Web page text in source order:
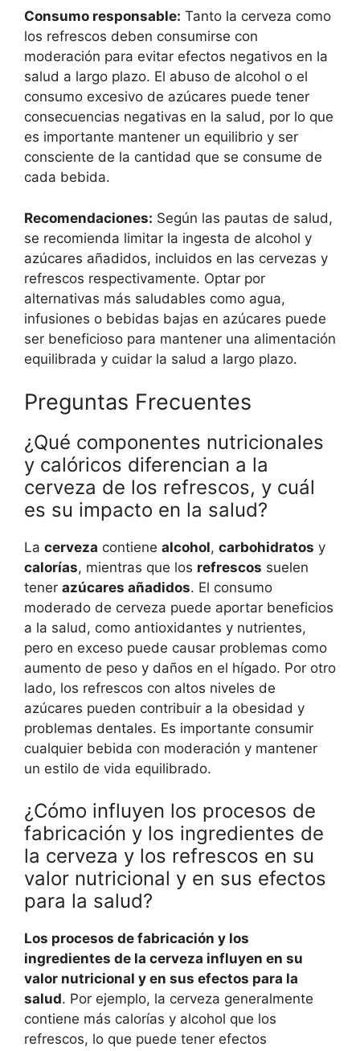
Consumo responsable: Tanto la cerveza como
los refrescos deben consumirse con
moderación para evitar efectos negativos en la
salud a largo plazo. El abuso de alcohol o el
consumo excesivo de azúcares puede tener
consecuencias negativas en la salud, por lo que
es importante mantener un equilibrio y ser
consciente de la cantidad que se consume de
cada bebida.
Recomendaciones: Según las pautas de salud,
se recomienda limitar la ingesta de alcohol y
azúcares añadidos, incluidos en las cervezas y
refrescos respectivamente. Optar por
alternativas más saludables como agua,
infusiones o bebidas bajas en azúcares puede
ser beneficioso para mantener una alimentación
equilibrada y cuidar la salud a largo plazo.
Preguntas Frecuentes
¿Qué componentes nutricionales
y calóricos diferencian a la
cerveza de los refrescos, y cuál
es su impacto en la salud?
La cerveza contiene alcohol, carbohidratos y
calorías, mientras que los refrescos suelen
tener azúcares añadidos. El consumo
moderado de cerveza puede aportar beneficios
a la salud, como antioxidantes y nutrientes,
pero en exceso puede causar problemas como
aumento de peso y daños en el hígado. Por otro
lado, los refrescos con altos niveles de
azúcares pueden contribuir a la obesidad y
problemas dentales. Es importante consumir
cualquier bebida con moderación y mantener
un estilo de vida equilibrado.
¿Cómo influyen los procesos de
fabricación y los ingredientes de
la cerveza y los refrescos en su
valor nutricional y en sus efectos
para la salud?
Los procesos de fabricación y los
ingredientes de la cerveza influyen en su
valor nutricional y en sus efectos para la
salud. Por ejemplo, la cerveza generalmente
contiene más calorías y alcohol que los
refrescos, lo que puede tener efectos